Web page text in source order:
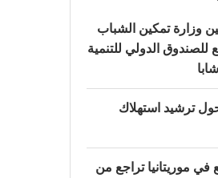
وزارة تمكين الشباب
للصندوق الدولي للتنمية
ترشيد استهلاك
في موريتانيا تراجع من